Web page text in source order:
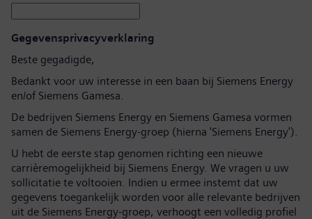
Gegevensprivacyverklaring
Beste gegadigde,
Bedankt voor uw interesse in een baan bij Siemens Energy
en/of Siemens Gamesa.
De bedrijven Siemens Energy en Siemens Gamesa vormen
samen de Siemens Energy-groep (hierna 'Siemens Energy').
U hebt de eerste stap genomen richting een nieuwe
carrièremogelijkheid bij Siemens Energy. We vragen u uw
sollicitatie te voltooien. Indien u ermee instemt dat uw
gegevens toegankelijk worden voor alle relevante bedrijven
uit de Siemens Energy-groep, verhoogt een volledig profiel